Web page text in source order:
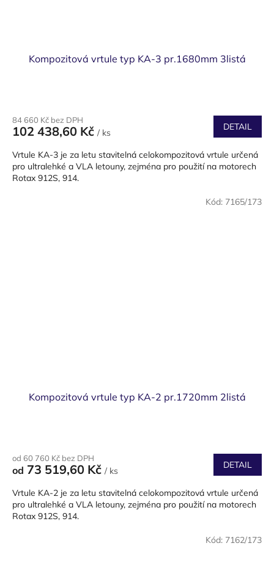
Kompozitová vrtule typ KA-3 pr.1680mm 3listá
84 660 Kč bez DPH
102 438,60 Kč / ks
DETAIL
Vrtule KA-3 je za letu stavitelná celokompozitová vrtule určená
pro ultralehké a VLA letouny, zejména pro použití na motorech
Rotax 912S, 914.
Kompozitová vrtule typ KA-2 pr.1720mm 2listá
od 60 760 Kč bez DPH
od 73 519,60 Kč / ks
DETAIL
Vrtule KA-2 je za letu stavitelná celokompozitová vrtule určená
pro ultralehké a VLA letouny, zejména pro použití na motorech
Rotax 912S, 914.
Kód: 7165/173
Kód: 7162/173